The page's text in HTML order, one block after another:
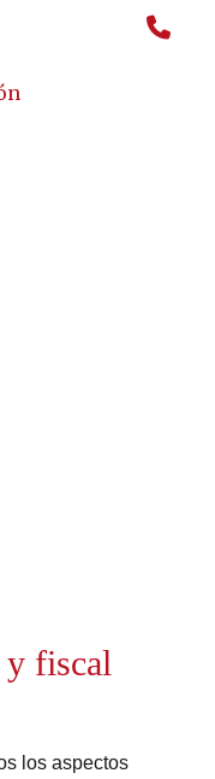
y fiscal
los aspectos